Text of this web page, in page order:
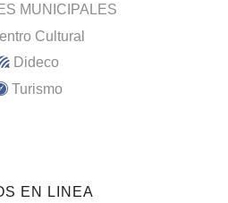
MUNICIPALES
Cultural
Dideco
Turismo
EN LINEA